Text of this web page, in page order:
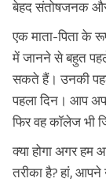
अपने
बेहद संतोषजनक और
एक माता-पिता के
में जानने से बहुत
सकते हैं। उनकी
पहला दिन। आप
फिर वह कॉलेज भी
क्या होगा अगर
तरीका है? हां,